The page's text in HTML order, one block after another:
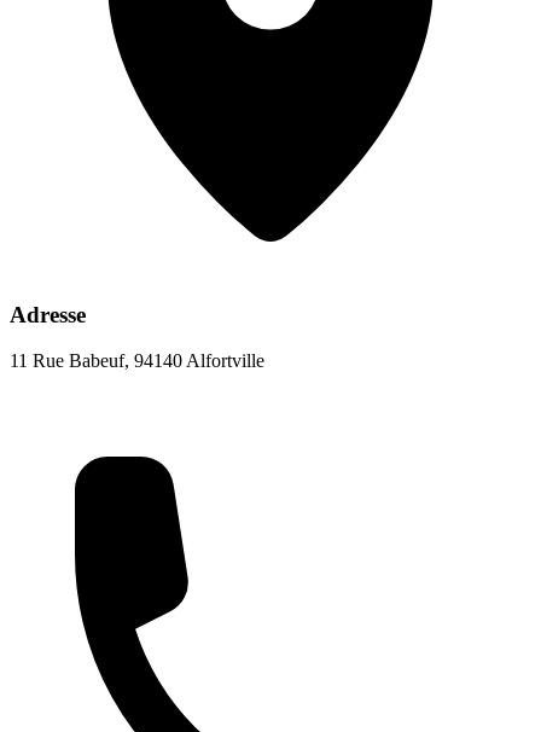
Adresse
11 Rue Babeuf, 94140 Alfortville